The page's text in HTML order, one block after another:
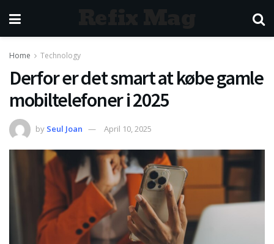
Home Technology
Derfor er det smart at købe gamle
mobiltelefoner i 2025
by Seul Joan April 10, 2025